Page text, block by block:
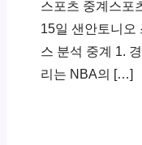
스포츠 중계스포
15일 샌안토니오
스 분석 중계 1.
리는 NBA의 […]